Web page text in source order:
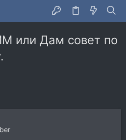
или Дам совет по